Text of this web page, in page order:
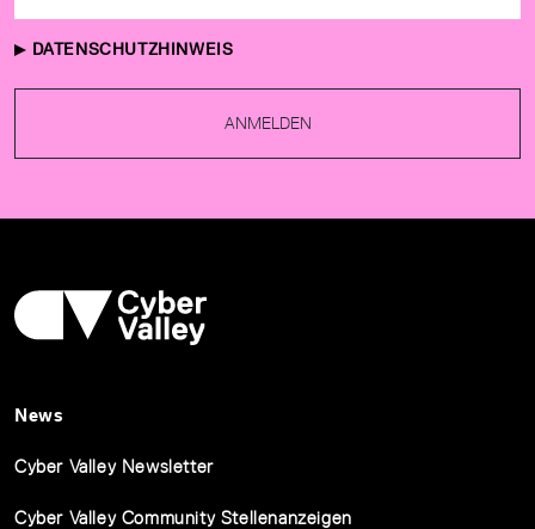
DATENSCHUTZHINWEIS
ANMELDEN
News
Cyber Valley Newsletter
Cyber Valley Community Stellenanzeigen